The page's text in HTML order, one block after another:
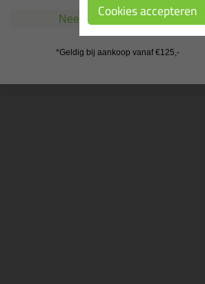
Cookies accepteren
Nee, ik wil geen cadeau
*Geldig bij aankoop vanaf €125,-